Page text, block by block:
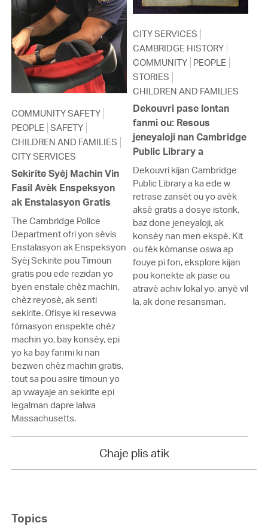
COMMUNITY SAFETY
PEOPLE SAFETY
CHILDREN AND FAMILIES
CITY SERVICES
Sekirite Syèj Machin Vin
Fasil Avèk Enspeksyon
ak Enstalasyon Gratis
The Cambridge Police
Department ofri yon sèvis
Enstalasyon ak Enspeksyon
Syèj Sekirite pou Timoun
gratis pou ede rezidan yo
byen enstale chèz machin,
chèz reyosè, ak senti
sekirite. Ofisye ki resevwa
fòmasyon enspekte chèz
machin yo, bay konsèy, epi
yo ka bay fanmi ki nan
bezwen chèz machin gratis,
tout sa pou asire timoun yo
ap vwayaje an sekirite epi
legalman dapre lalwa
Massachusetts.
CITY SERVICES
CAMBRIDGE HISTORY
COMMUNITY PEOPLE
STORIES
CHILDREN AND FAMILIES
Dekouvri pase lontan
fanmi ou: Resous
jeneyaloji nan Cambridge
Public Library a
Dekouvri kijan Cambridge
Public Library a ka ede w
retrase zansèt ou yo avèk
aksè gratis a dosye istorik,
baz done jeneyaloji, ak
konsèy nan men ekspè. Kit
ou fèk kòmanse oswa ap
fouye pi fon, eksplore kijan
pou konekte ak pase ou
atravè achiv lokal yo, anyè vil
la, ak done resansman.
Chaje plis atik
Topics